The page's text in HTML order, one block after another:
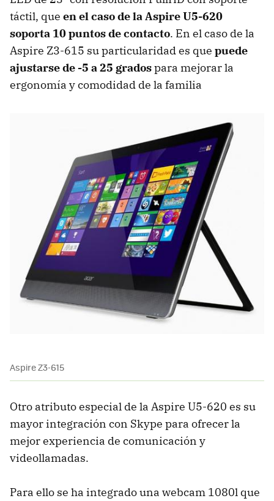
táctil, que en el caso de la Aspire U5-620
soporta 10 puntos de contacto. En el caso de la
Aspire Z3-615 su particularidad es que puede
ajustarse de -5 a 25 gradospara mejorar la
ergonomía y comodidad de la familia
Aspire Z3-615
Otro atributo especial de la Aspire U5-620 es su
mayor integración con Skype para ofrecer la
mejor experiencia de comunicación y
videollamadas.
Para ello se ha integrado una webcam 1080l que